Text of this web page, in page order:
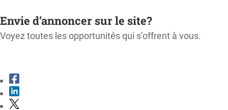
Envie d’annoncer sur le site?
Voyez toutes les opportunités qui s’offrent à vous.